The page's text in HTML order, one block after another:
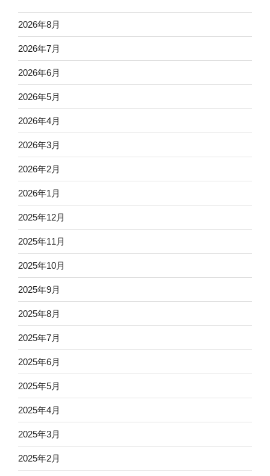
2026年8月
2026年7月
2026年6月
2026年5月
2026年4月
2026年3月
2026年2月
2026年1月
2025年12月
2025年11月
2025年10月
2025年9月
2025年8月
2025年7月
2025年6月
2025年5月
2025年4月
2025年3月
2025年2月